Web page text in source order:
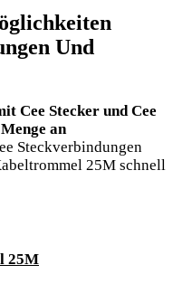
Und
Cee Stecker und Cee
an
Steckverbindungen
25M schnell
25M